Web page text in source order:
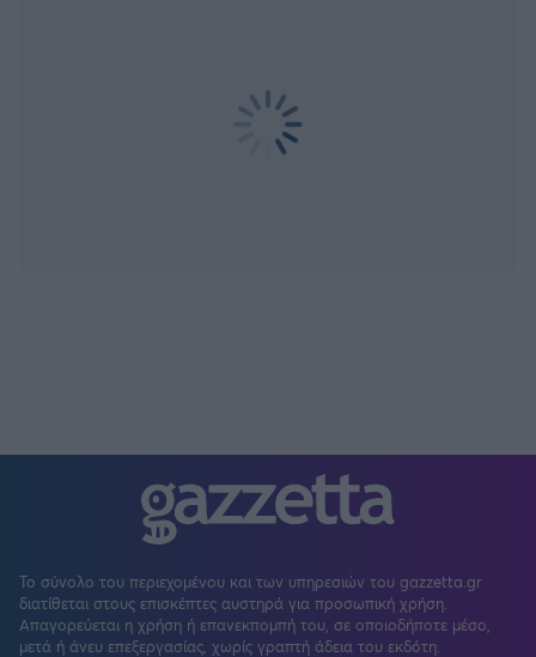
Το σύνολο του περιεχομένου και των υπηρεσιών του gazzetta.gr
διατίθεται στους επισκέπτες αυστηρά για προσωπική χρήση.
Απαγορεύεται η χρήση ή επανεκπομπή του, σε οποιοδήποτε μέσο,
μετά ή άνευ επεξεργασίας, χωρίς γραπτή άδεια του εκδότη.